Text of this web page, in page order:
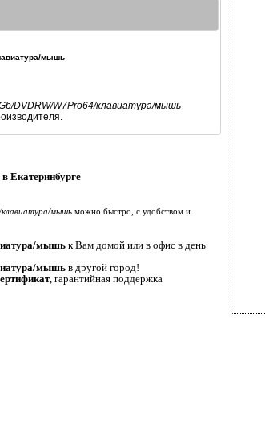
мышь
DVDRW/W7Pro64/клавиатура/мышь
Екатеринбурге
мышь можно быстро, с удобством и
мышь к Вам домой или в офис в день
мышь в другой город!
, гарантийная поддержка